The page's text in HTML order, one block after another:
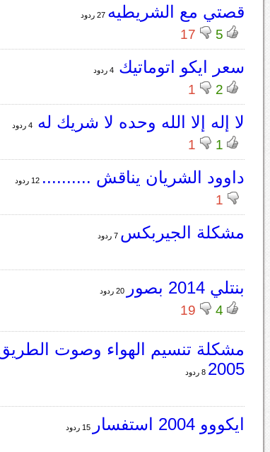
قصتي مع الشريطيه 27 ردود
5
17
سعر ايكو اتوماتيك4 ردود
2
1
لا إله إلا الله وحده لا شريك له4 ردود
1
1
داوود الشريان يناقش .......... 12 ردود
1
مشكلة الجيربكس 7 ردود
بنتلي 2014 بصور 20 ردود
4
19
مشكلة تنسيم الهواء وصوت الطريق
2005 8 ردود
ايكووو 2004 استفسار 15 ردود